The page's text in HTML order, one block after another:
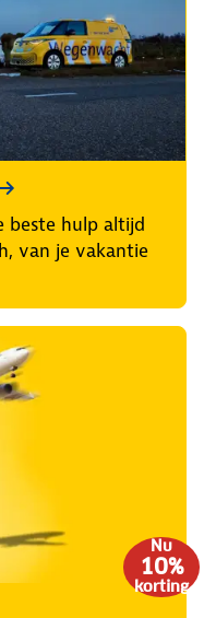
beste hulp altijd
van je vakantie
Nu
10%
korting